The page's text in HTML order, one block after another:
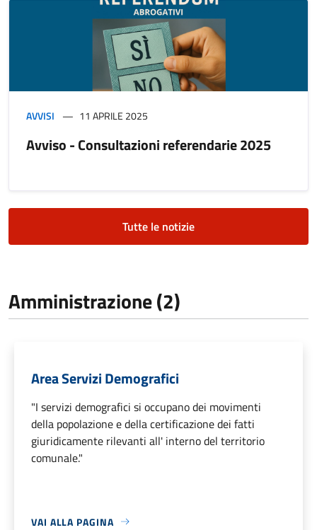
AVVISI 11 APRILE 2025
Avviso - Consultazioni referendarie 2025
Tutte le notizie
Amministrazione (2)
Area Servizi Demografici
"I servizi demografici si occupano dei movimenti
della popolazione e della certificazione dei fatti
giuridicamente rilevanti all' interno del territorio
comunale."
VAI ALLA PAGINA